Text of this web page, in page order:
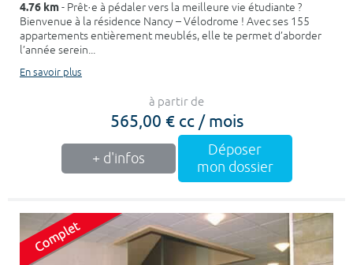
4.76 km- Prêt·e à pédaler vers la meilleure vie étudiante ?
Bienvenue à la résidence Nancy – Vélodrome ! Avec ses 155
appartements entièrement meublés, elle te permet d’aborder
l’année serein...
En savoir plus
à partir de
565,00 € cc / mois
+ d'infos
Déposer
mon dossier